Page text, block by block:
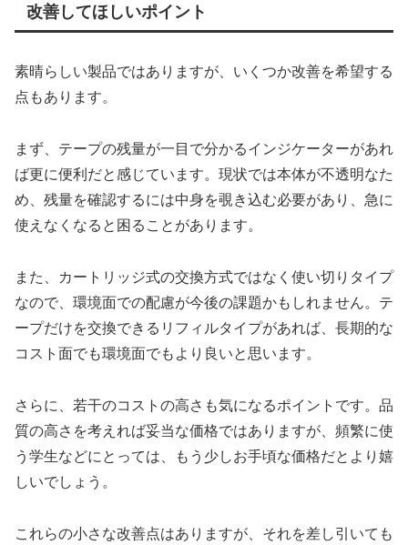
改善してほしいポイント
素晴らしい製品ではありますが、いくつか改善を希望する
点もあります。
まず、テープの残量が一目で分かるインジケーターがあれ
ば更に便利だと感じています。現状では本体が不透明なた
め、残量を確認するには中身を覗き込む必要があり、急に
使えなくなると困ることがあります。
また、カートリッジ式の交換方式ではなく使い切りタイプ
なので、環境面での配慮が今後の課題かもしれません。テ
ープだけを交換できるリフィルタイプがあれば、長期的な
コスト面でも環境面でもより良いと思います。
さらに、若干のコストの高さも気になるポイントです。品
質の高さを考えれば妥当な価格ではありますが、頻繁に使
う学生などにとっては、もう少しお手頃な価格だとより嬉
しいでしょう。
これらの小さな改善点はありますが、それを差し引いても